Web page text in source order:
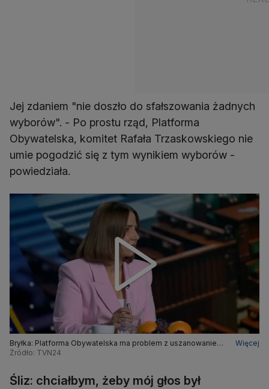
Jej zdaniem "nie doszło do sfałszowania żadnych
wyborów". - Po prostu rząd, Platforma
Obywatelska, komitet Rafała Trzaskowskiego nie
umie pogodzić się z tym wynikiem wyborów -
powiedziała.
Bryłka: Platforma Obywatelska ma problem z uszanowaniem
demokratycznego wyniku wyborów
Więcej
Źródło: TVN24
Śliz: chciałbym, żeby mój głos był